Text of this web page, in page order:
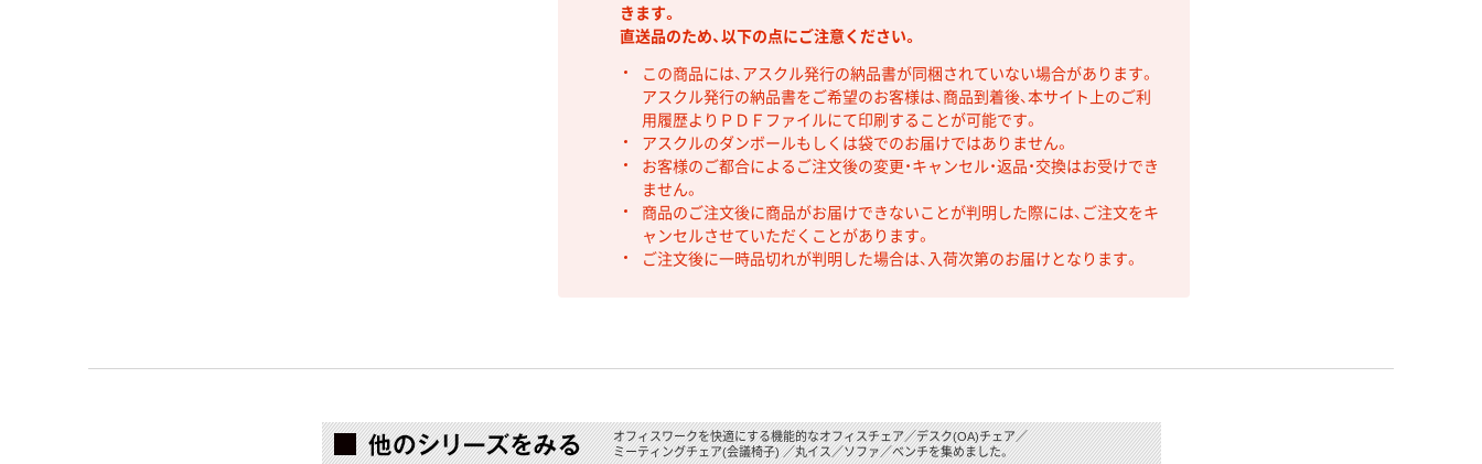
きます。
直送品のため、以下の点にご注意ください。
この商品には、アスクル発行の納品書が同梱されていない場合があります。
アスクル発行の納品書をご希望のお客様は、商品到着後、本サイト上のご利
用履歴よりＰＤＦファイルにて印刷することが可能です。
アスクルのダンボールもしくは袋でのお届けではありません。
お客様のご都合によるご注文後の変更・キャンセル・返品・交換はお受けでき
ません。
商品のご注文後に商品がお届けできないことが判明した際には、ご注文をキ
ャンセルさせていただくことがあります。
ご注文後に一時品切れが判明した場合は、入荷次第のお届けとなります。
オフィスワークを快適にする機能的なオフィスチェア／デスク(OA)チェア／
ミーティングチェア(会議椅子) ／丸イス／ソファ／ベンチを集めました。